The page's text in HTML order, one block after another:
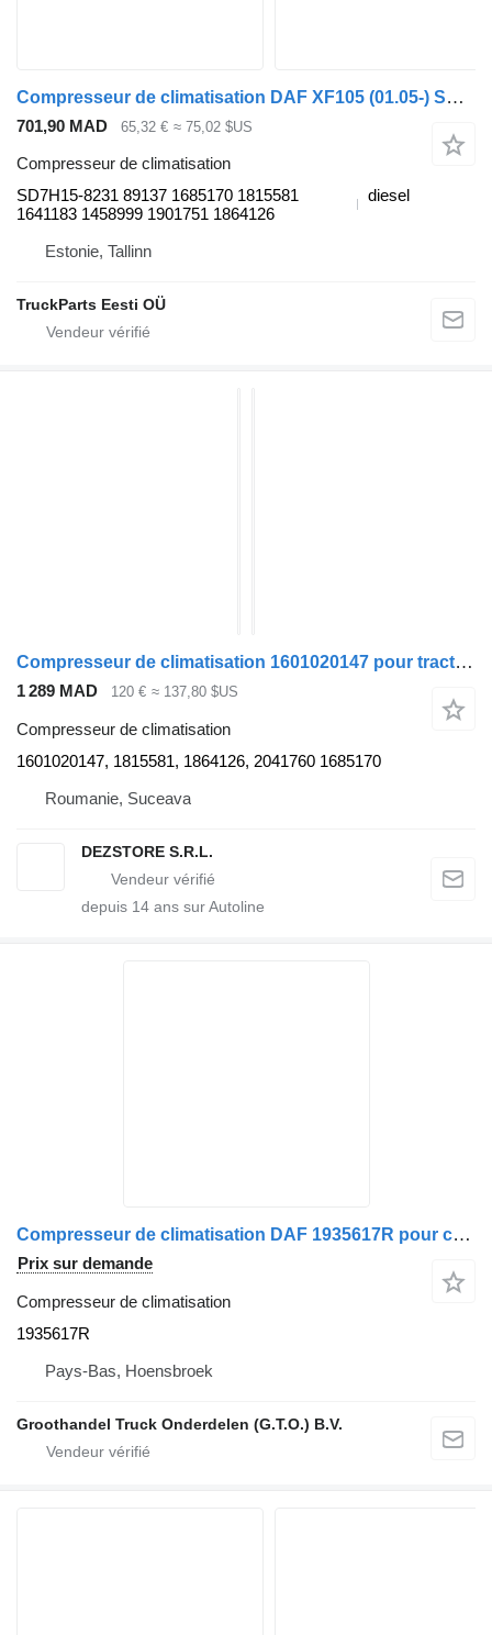
Compresseur de climatisation DAF XF105 (01.05-) SD7H15-8231 pour tracteur routier DAF XF95, XF105 (2001-2014)
701,90 MAD 65,32 € ≈ 75,02 $US
Compresseur de climatisation
SD7H15-8231 89137 1685170 1815581
1641183 1458999 1901751 1864126
diesel
Estonie, Tallinn
TruckParts Eesti OÜ
Compresseur de climatisation 1601020147 pour tracteur routier DAF XF105
1 289 MAD 120 € ≈ 137,80 $US
Compresseur de climatisation
1601020147, 1815581, 1864126, 2041760 1685170
Roumanie, Suceava
DEZSTORE S.R.L.
depuis 14 ans sur Autoline
Compresseur de climatisation DAF 1935617R pour camion
Prix sur demande
Compresseur de climatisation
1935617R
Pays-Bas, Hoensbroek
Groothandel Truck Onderdelen (G.T.O.) B.V.